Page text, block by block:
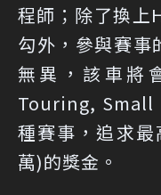
程師；除了換上
勾外，參與賽事
無異，該車將
Touring, Small
種賽事，追求
萬)的獎金。